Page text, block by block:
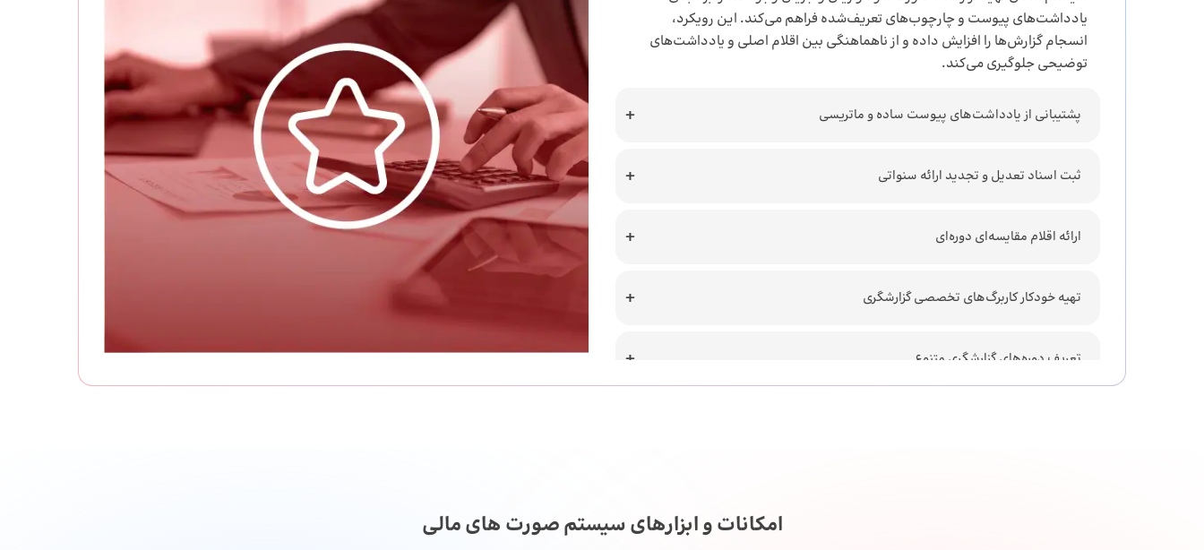
یادداشت‌های پیوست و چارچوب‌های تعریف‌شده فراهم می‌کند. این رویکرد،
انسجام گزارش‌ها را افزایش داده و از ناهماهنگی بین اقلام اصلی و یادداشت‌های
توضیحی جلوگیری می‌کند.
پشتیبانی از یادداشت‌های پیوست ساده و ماتریسی
ثبت اسناد تعدیل و تجدید ارائه سنواتی
ارائه اقلام مقایسه‌ای دوره‌ای
تهیه خودکار کاربرگ‌های تخصصی گزارشگری
تعریف دوره‌های گزارشگری متنوع
امکانات و ابزارهای سیستم صورت های مالی